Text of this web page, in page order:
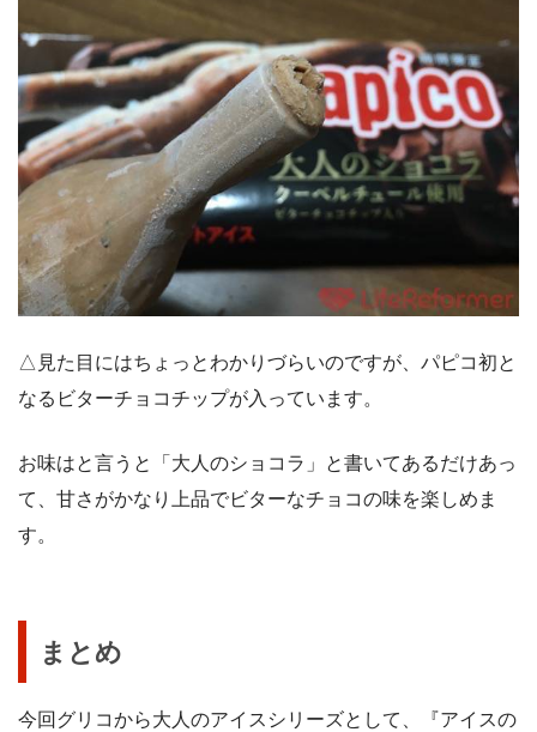
△見た目にはちょっとわかりづらいのですが、パピコ初と
なるビターチョコチップが入っています。
お味はと言うと「大人のショコラ」と書いてあるだけあっ
て、甘さがかなり上品でビターなチョコの味を楽しめま
す。
まとめ
今回グリコから大人のアイスシリーズとして、『アイスの